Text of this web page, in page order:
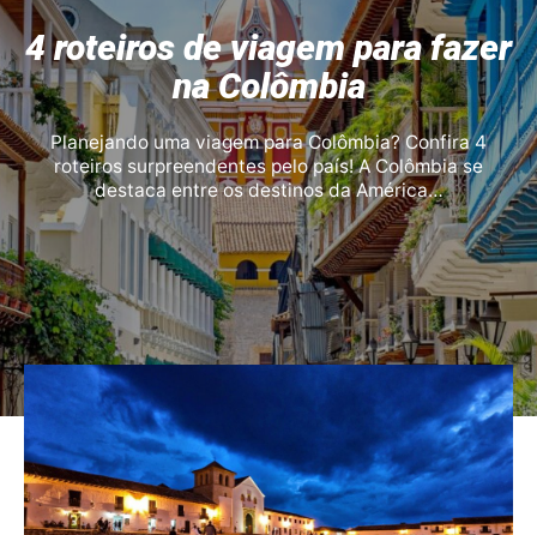
4 roteiros de viagem para fazer
na Colômbia
Planejando uma viagem para Colômbia? Confira 4
roteiros surpreendentes pelo país! A Colômbia se
destaca entre os destinos da América…